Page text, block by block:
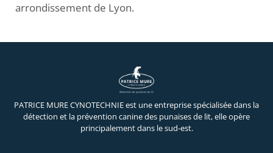
arrondissement de Lyon.
PATRICE MURE CYNOTECHNIE est une entreprise spécialisée dans la
détection et la prévention canine des punaises de lit, elle opère
principalement dans le sud-est.